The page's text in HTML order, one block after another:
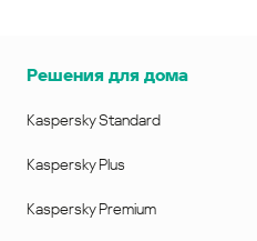
Решения для дома
Kaspersky Standard
Kaspersky Plus
Kaspersky Premium